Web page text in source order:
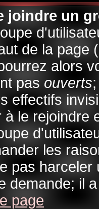
joindre un
de la page
alors
pasouverts
effectifs
le rejoindre
les
pas
demande; il
page